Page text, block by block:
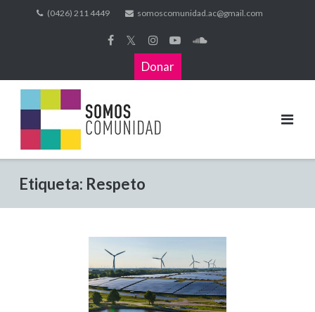
(0426) 211 4449 somoscomunidad.ac@gmail.com
𝕏
Donar
Etiqueta: Respeto